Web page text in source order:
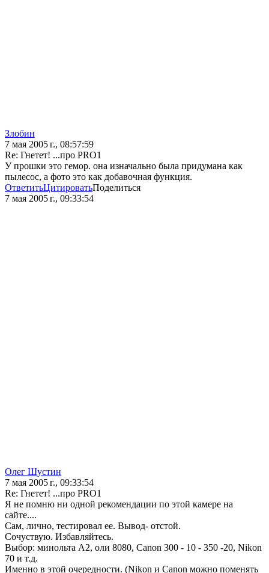
Злобин
7 мая 2005 г., 08:57:59
Re: Гнетет! ...про PRO1
У прошки это гемор. она изначально была придумана как
пылесос, а фото это как добавочная функция.
ОтветитьЦитироватьПоделиться
7 мая 2005 г., 09:33:54
Олег Шустин
7 мая 2005 г., 09:33:54
Re: Гнетет! ...про PRO1
Я не помню ни одной рекомендации по этой камере на
сайте....
Сам, лично, тестировал ее. Вывод- отстой.
Сочуствую. Избавляйтесь.
Выбор: минольта А2, оли 8080, Сanon 300 - 10 - 350 -20, Nikon
70 и т.д.
Именно в этой очередности. (Nikon и Canon можно поменять